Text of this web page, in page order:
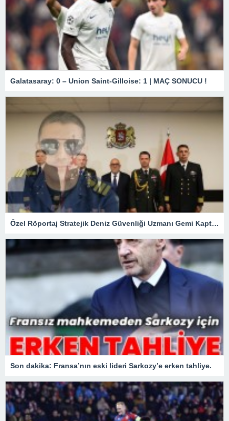
Galatasaray: 0 – Union Saint-Gilloise: 1 | MAÇ SONUCU !
Özel Röportaj Stratejik Deniz Güvenliği Uzmanı Gemi Kaptanı Şahin Avşar ile Konuştuk? “Karadeniz’de yeni bir güvenlik mimarisi mi doğuyor?
Son dakika: Fransa’nın eski lideri Sarkozy’e erken tahliye.